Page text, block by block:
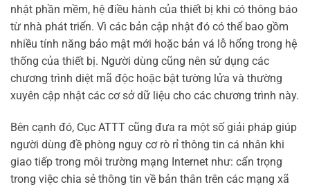
nhật phần mềm, hệ điều hành của thiết bị khi có thông báo
từ nhà phát triển. Vì các bản cập nhật đó có thể bao gồm
nhiều tính năng bảo mật mới hoặc bản vá lỗ hổng trong hệ
thống của thiết bị. Người dùng cũng nên sử dụng các
chương trình diệt mã độc hoặc bật tường lửa và thường
xuyên cập nhật các cơ sở dữ liệu cho các chương trình này.
Bên cạnh đó, Cục ATTT cũng đưa ra một số giải pháp giúp
người dùng đề phòng nguy cơ rò rỉ thông tin cá nhân khi
giao tiếp trong môi trường mạng Internet như: cẩn trọng
trong việc chia sẻ thông tin về bản thân trên các mạng xã